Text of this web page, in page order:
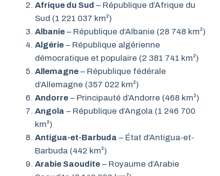
Afrique du Sud – République d’Afrique du
Sud (1 221 037 km²)
Albanie – République d’Albanie (28 748 km²)
Algérie – République algérienne
démocratique et populaire (2 381 741 km²)
Allemagne – République fédérale
d’Allemagne (357 022 km²)
Andorre – Principauté d’Andorre (468 km²)
Angola – République d’Angola (1 246 700
km²)
Antigua-et-Barbuda – État d’Antigua-et-
Barbuda (442 km²)
Arabie Saoudite – Royaume d’Arabie